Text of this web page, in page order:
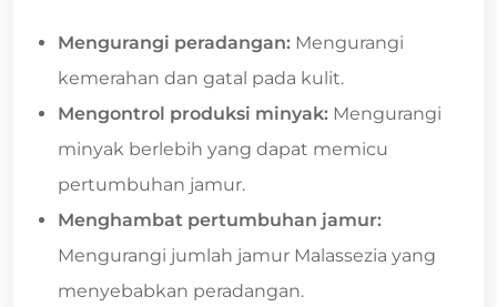
Mengurangi peradangan: Mengurangi
kemerahan dan gatal pada kulit.
Mengontrol produksi minyak: Mengurangi
minyak berlebih yang dapat memicu
pertumbuhan jamur.
Menghambat pertumbuhan jamur:
Mengurangi jumlah jamur Malassezia yang
menyebabkan peradangan.